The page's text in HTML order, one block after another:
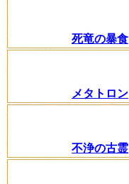
死竜の暴食
メタトロン
不浄の古霊